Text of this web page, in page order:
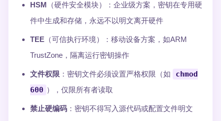
HSM （硬件安全模块）：企业级方案，密钥在专用硬
件中生成和存储，永远不以明文离开硬件
TEE （可信执行环境）：移动设备方案，如ARM
TrustZone，隔离运行密钥操作
文件权限 ：密钥文件必须设置严格权限（如
chmod
600 ），仅限所有者读取
禁止硬编码 ：密钥不得写入源代码或配置文件明文